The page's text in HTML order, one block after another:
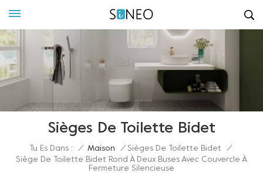
Sièges De Toilette Bidet
Tu Es Dans : / Maison / Sièges De Toilette Bidet
/
Siège De Toilette Bidet Rond À Deux Buses Avec Couvercle À
Fermeture Silencieuse